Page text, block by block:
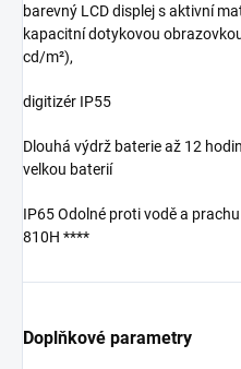
barevný LCD displej s aktivní
kapacitní dotykovou
cd/m²),
digitizér IP55
Dlouhá výdrž baterie až 12
velkou baterií
IP65 Odolné proti vodě a
810H ****
Doplňkové parametry